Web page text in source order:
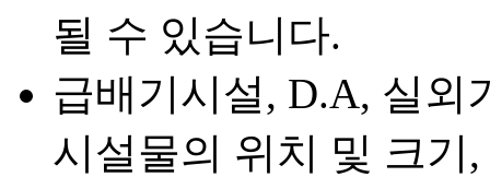
될 수 있습니다.
급배기시설, D.A, 실외
시설물의 위치 및 크기